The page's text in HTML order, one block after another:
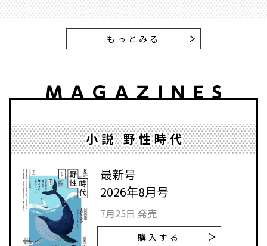
もっとみる
小説 野性時代
最新号
2026年8月号
7月25日 発売
購入する